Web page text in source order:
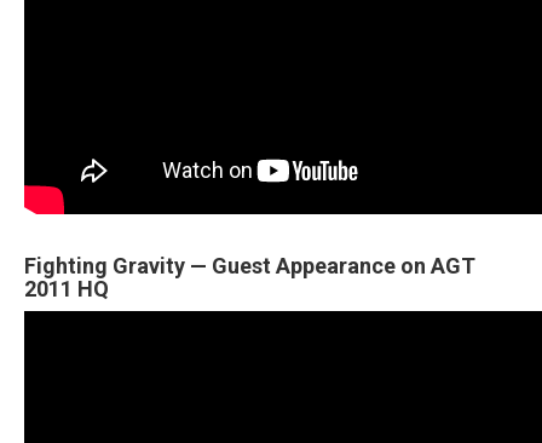
Fighting Gravity — Guest Appearance on AGT
2011 HQ